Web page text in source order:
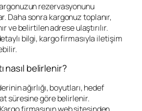
rezervasyonunu
Daha sonra kargonuz toplanır,
ve belirtilen adrese ulaştırılır.
bilgi, kargo firmasıyla iletişim
nasıl belirlenir?
ağırlığı, boyutları, hedef
süresine göre belirlenir.
firmasının web sitesinden